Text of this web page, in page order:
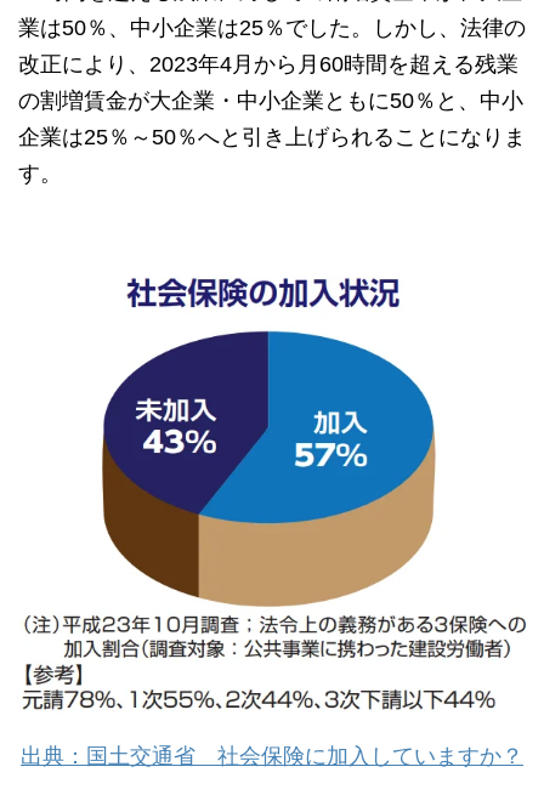
業は50％、中小企業は25％でした。しかし、法律の
改正により、2023年4月から月60時間を超える残業
の割増賃金が大企業・中小企業ともに50％と、中小
企業は25％～50％へと引き上げられることになりま
す。
出典：国土交通省 社会保険に加入していますか？